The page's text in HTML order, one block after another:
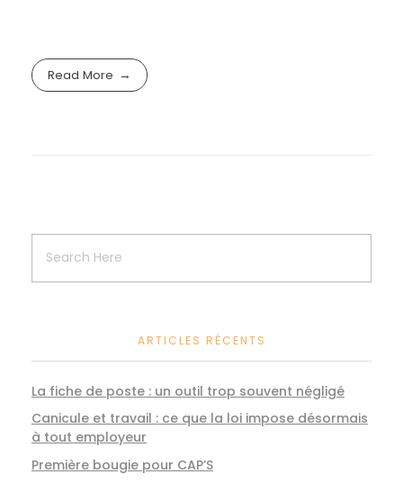
Read More
ARTICLES RÉCENTS
La fiche de poste : un outil trop souvent négligé
Canicule et travail : ce que la loi impose désormais
à tout employeur
Première bougie pour CAP’S